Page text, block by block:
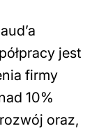
jest
firmy
10%
oraz,